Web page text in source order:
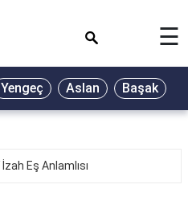
☰
Yengeç Aslan Başak
İzah Eş Anlamlısı